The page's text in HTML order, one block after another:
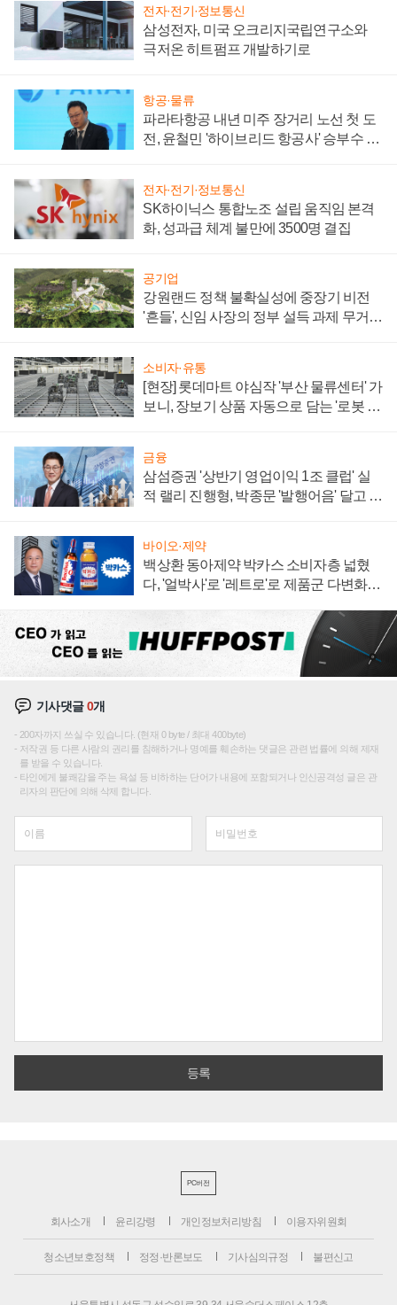
전자·전기·정보통신
삼성전자, 미국 오크리지국립연구소와
극저온 히트펌프 개발하기로
항공·물류
파라타항공 내년 미주 장거리 노선 첫 도
전, 윤철민 '하이브리드 항공사' 승부수 통
전자·전기·정보통신
SK하이닉스 통합노조 설립 움직임 본격
화, 성과급 체계 불만에 3500명 결집
공기업
강원랜드 정책 불확실성에 중장기 비전
'흔들', 신임 사장의 정부 설득 과제 무거워
소비자·유통
[현장] 롯데마트 야심작 '부산 물류센터' 가
보니, 장보기 상품 자동으로 담는 '로봇 40
금융
삼섬증권 '상반기 영업이익 1조 클럽' 실
적 랠리 진행형, 박종문 '발행어음' 달고 연
바이오·제약
백상환 동아제약 박카스 소비자층 넓혔
다, '얼박사'로 '레트로'로 제품군 다변화
기사댓글0개
200자까지 쓰실 수 있습니다. (현재 0 byte / 최대 400byte)
저작권 등 다른 사람의 권리를 침해하거나 명예를 훼손하는 댓글은 관련 법률에 의해 제재
를 받을 수 있습니다.
타인에게 불쾌감을 주는 욕설 등 비하하는 단어가 내용에 포함되거나 인신공격성 글은 관
리자의 판단에 의해 삭제 합니다.
PC버전
회사소개 윤리강령 개인정보처리방침 이용자위원회
청소년보호정책 정정·반론보도 기사심의규정 불편신고